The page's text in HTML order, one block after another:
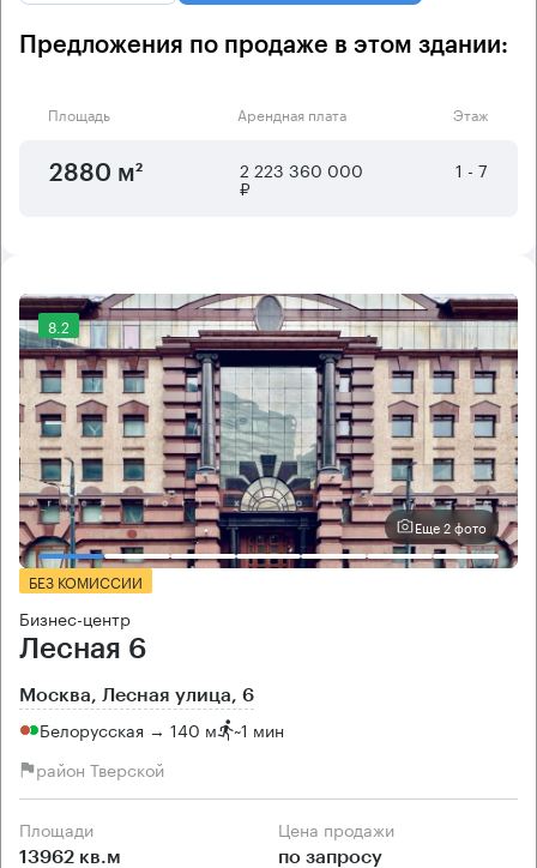
Предложения по продаже в этом здании:
Площадь Арендная плата Этаж
2880 м² 2 223 360 000
₽
1 - 7
8.2
Еще 2 фото
БЕЗ КОМИССИИ
Бизнес-центр
Лесная 6
Москва, Лесная улица, 6
Белорусская → 140 м ~1 мин
район Тверской
Площади
13962 кв.м
Цена продажи
по запросу